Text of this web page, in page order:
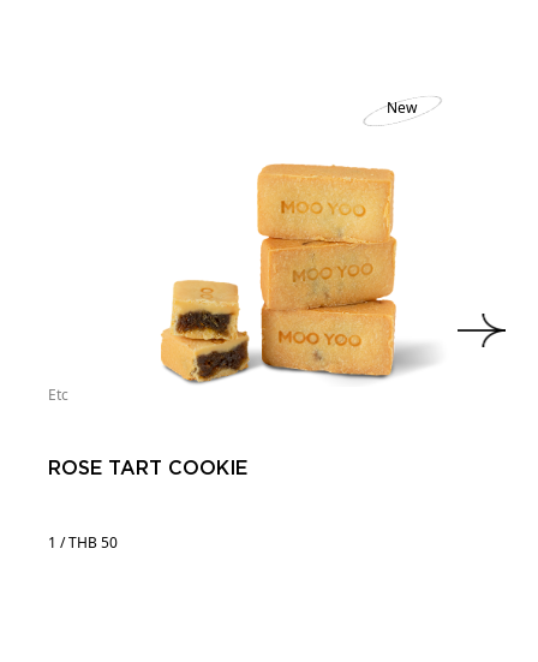
New
Etc
ROSE TART COOKIE
1 / THB 50